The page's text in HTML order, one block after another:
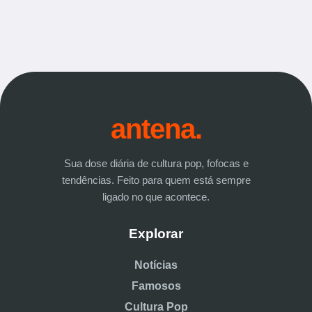
antena.
Sua dose diária de cultura pop, fofocas e
tendências. Feito para quem está sempre
ligado no que acontece.
Explorar
Notícias
Famosos
Cultura Pop